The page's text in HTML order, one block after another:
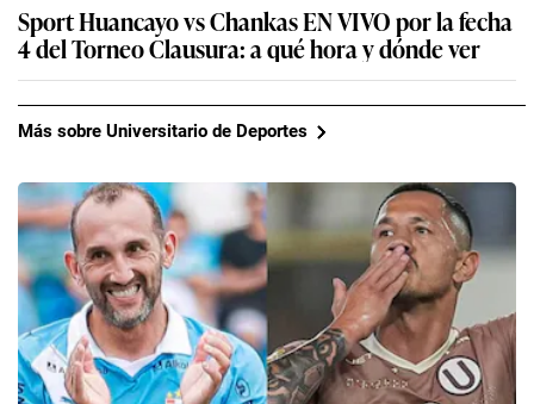
Sport Huancayo vs Chankas EN VIVO por la fecha
4 del Torneo Clausura: a qué hora y dónde ver
Más sobre Universitario de Deportes